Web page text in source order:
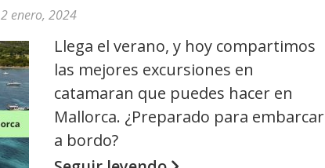
2 enero, 2024
Llega el verano, y hoy compartimos
las mejores excursiones en
catamaran que puedes hacer en
Mallorca. ¿Preparado para embarcar
a bordo?